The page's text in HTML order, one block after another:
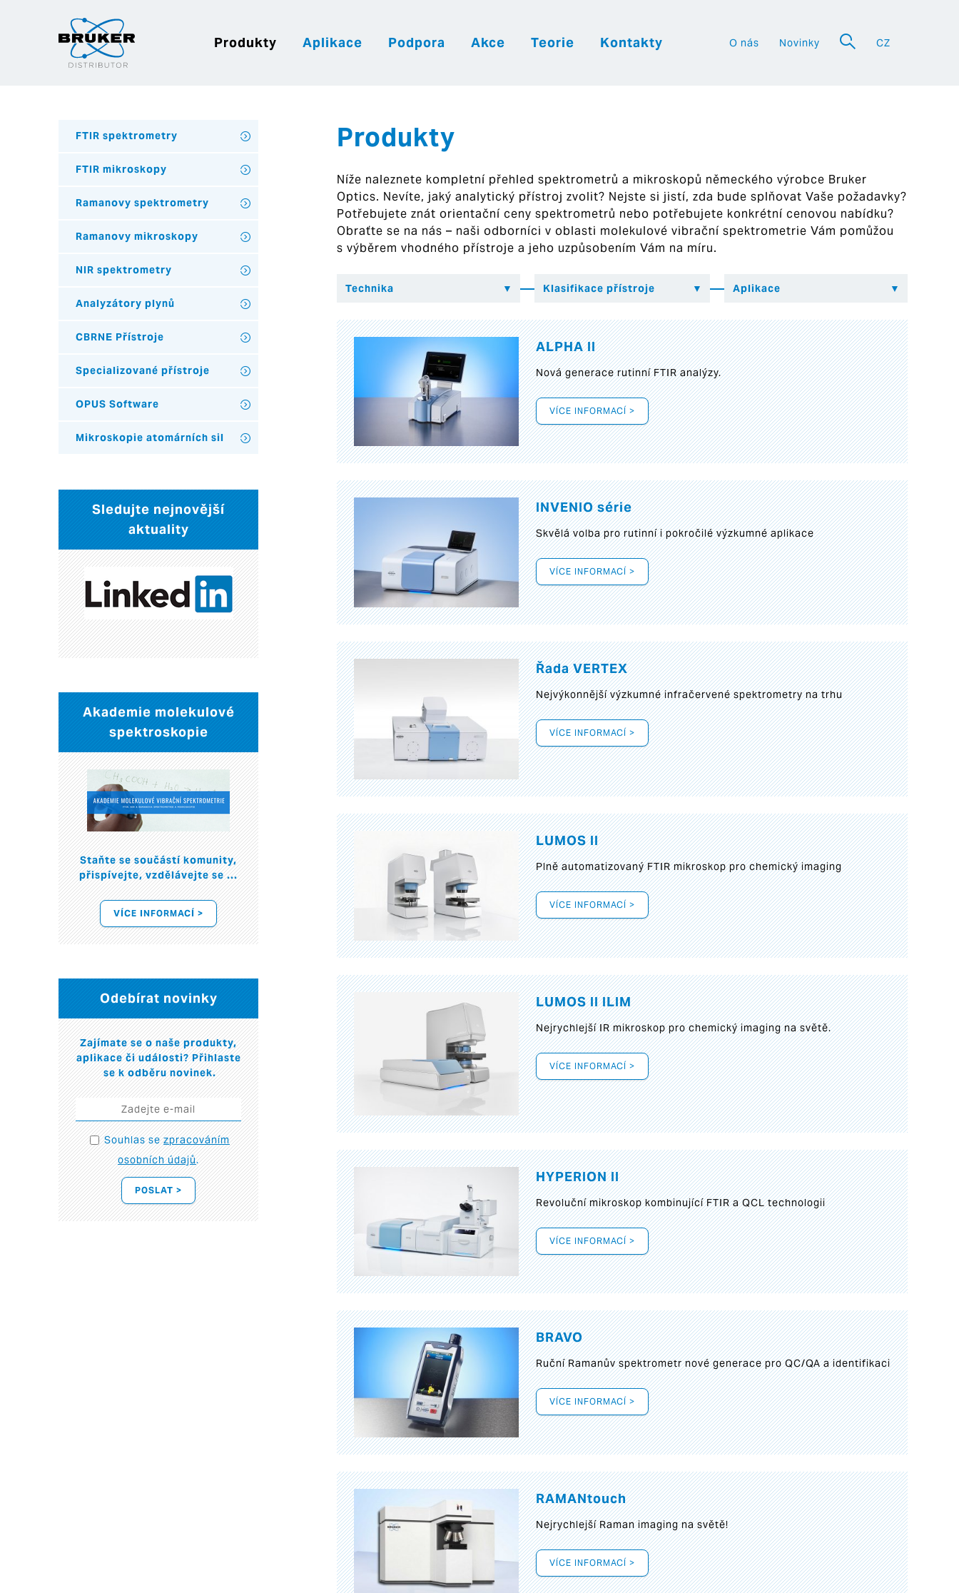
Produkty Aplikace Podpora Akce Teorie Kontakty O nás Novinky CZ
Produkty
Níže naleznete kompletní přehled spektrometrů a mikroskopů německého výrobce Bruker
Optics. Nevíte, jaký analytický přístroj zvolit? Nejste si jistí, zda bude splňovat Vaše požadavky?
Potřebujete znát orientační ceny spektrometrů nebo potřebujete konkrétní cenovou nabídku?
Obraťte se na nás – naši odborníci v oblasti molekulové vibrační spektrometrie Vám pomůžou
s výběrem vhodného přístroje a jeho uzpůsobením Vám na míru.
ALPHA II
Nová generace rutinní FTIR analýzy.
VÍCE INFORMACÍ >
INVENIO série
Skvělá volba pro rutinní i pokročilé výzkumné aplikace
VÍCE INFORMACÍ >
Řada VERTEX
Nejvýkonnější výzkumné infračervené spektrometry na trhu
VÍCE INFORMACÍ >
LUMOS II
Plně automatizovaný FTIR mikroskop pro chemický imaging
VÍCE INFORMACÍ >
LUMOS II ILIM
Nejrychlejší IR mikroskop pro chemický imaging na světě.
VÍCE INFORMACÍ >
HYPERION II
Revoluční mikroskop kombinující FTIR a QCL technologii
VÍCE INFORMACÍ >
BRAVO
Ruční Ramanův spektrometr nové generace pro QC/QA a identifikaci
VÍCE INFORMACÍ >
RAMANtouch
Nejrychlejší Raman imaging na světě!
VÍCE INFORMACÍ >
FTIR spektrometry
FTIR mikroskopy
Ramanovy spektrometry
Ramanovy mikroskopy
NIR spektrometry
Analyzátory plynů
CBRNE Přístroje
Specializované přístroje
OPUS Software
Mikroskopie atomárních sil
Sledujte nejnovější
aktuality
Akademie molekulové
spektroskopie
Staňte se součástí komunity,
přispívejte, vzdělávejte se ...
VÍCE INFORMACÍ >
Odebírat novinky
Zajímate se o naše produkty,
aplikace či události? Přihlaste
se k odběru novinek.
Souhlas sezpracováním
osobních údajů.
POSLAT >